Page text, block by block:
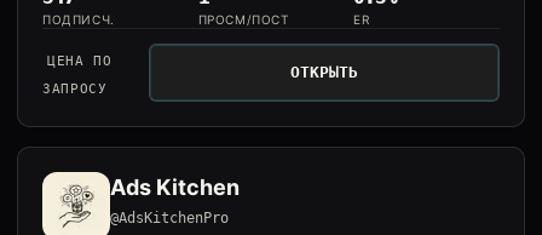
ПОДПИСЧ. ПРОСМ/ПОСТ ER
ЦЕНА ПО
ЗАПРОСУ
ОТКРЫТЬ
Ads Kitchen
@AdsKitchenPro